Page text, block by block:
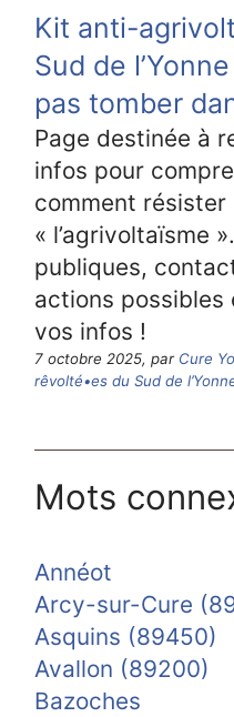
Kit anti-
Sud de
pas tomber
Page destinée à
infos pour
comment résister
« l’agrivoltaïsme
publiques,
actions possibles
vos infos !
7 octobre 2025, par Cure
rêvolté•es du Sud de
Mots
Annéot
Arcy-sur-Cure
Asquins (89450)
Avallon (89200)
Bazoches